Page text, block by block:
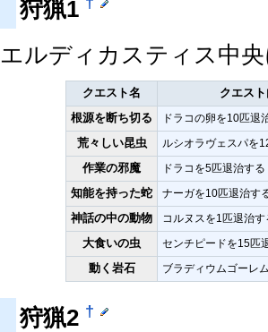
狩猟1
エルディカスティス中
クエスト名
クエス
根源を断ち切る
ドラコの卵を10匹退
荒々しい昆虫 ルシオラヴェスパを
作業の邪魔 ドラコを5匹退治する
知能を持った蛇 ナーガを10匹退治す
神話の中の動物 コルヌスを1匹退治す
大食いの虫 センチピードを15匹
動く岩石 ブラディウムゴーレ
狩猟2 †